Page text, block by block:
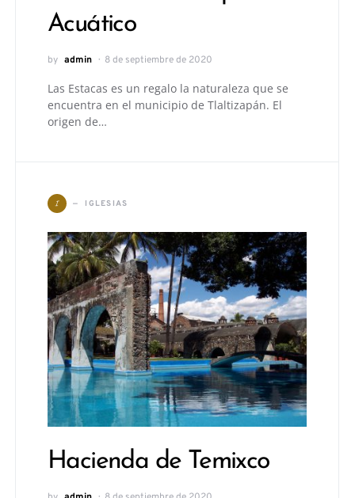
Acuático
by admin 8 de septiembre de 2020
Las Estacas es un regalo la naturaleza que se
encuentra en el municipio de Tlaltizapán. El
origen de…
I IGLESIAS
Hacienda de Temixco